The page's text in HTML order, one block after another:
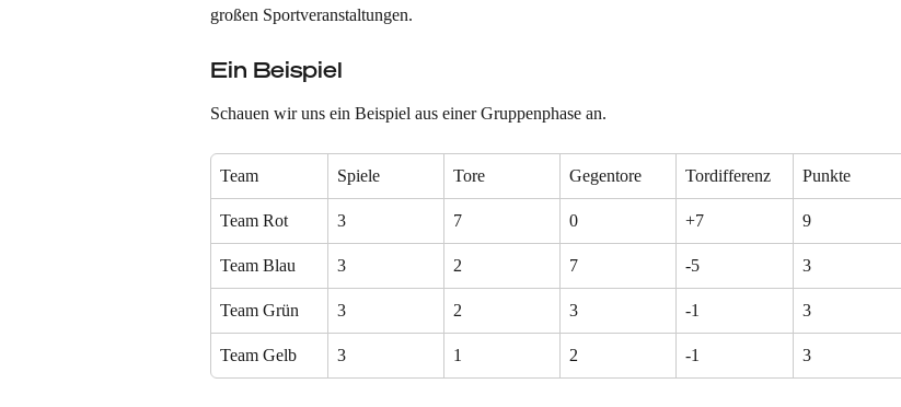
großen Sportveranstaltungen.
Ein Beispiel
Schauen wir uns ein Beispiel aus einer Gruppenphase an.
Team Spiele Tore Gegentore Tordifferenz Punkte
Team Rot 3 7 0 +7 9
Team Blau 3 2 7 -5 3
Team Grün 3 2 3 -1 3
Team Gelb 3 1 2 -1 3